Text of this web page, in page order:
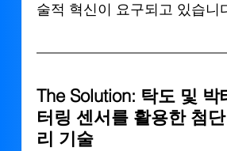
술적 혁신이 요구되고 있습니
The Solution: 탁도 및 박
터링 센서를 활용한 첨
리 기술